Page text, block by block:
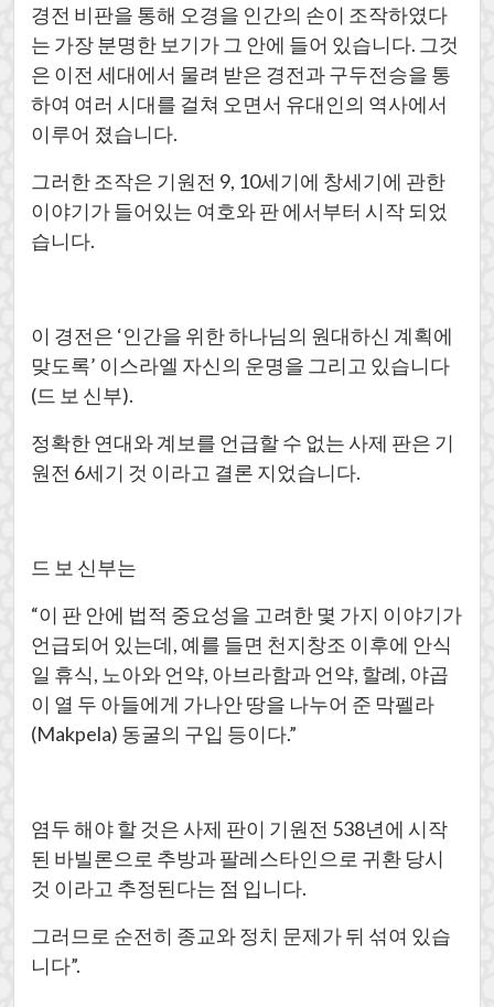
경전 비판을 통해 오경을 인간의 손이 조작하였다
는 가장 분명한 보기가 그 안에 들어 있습니다. 그것
은 이전 세대에서 물려 받은 경전과 구두전승을 통
하여 여러 시대를 걸쳐 오면서 유대인의 역사에서
이루어 졌습니다.
그러한 조작은 기원전 9, 10세기에 창세기에 관한
이야기가 들어있는 여호와 판 에서부터 시작 되었
습니다.
이 경전은 ‘인간을 위한 하나님의 원대하신 계획에
맞도록’ 이스라엘 자신의 운명을 그리고 있습니다
(드 보 신부).
정확한 연대와 계보를 언급할 수 없는 사제 판은 기
원전 6세기 것 이라고 결론 지었습니다.
드 보 신부는
“이 판 안에 법적 중요성을 고려한 몇 가지 이야기가
언급되어 있는데, 예를 들면 천지창조 이후에 안식
일 휴식, 노아와 언약, 아브라함과 언약, 할례, 야곱
이 열 두 아들에게 가나안 땅을 나누어 준 막펠라
(Makpela) 동굴의 구입 등이다.”
염두 해야 할 것은 사제 판이 기원전 538년에 시작
된 바빌론으로 추방과 팔레스타인으로 귀환 당시
것 이라고 추정된다는 점 입니다.
그러므로 순전히 종교와 정치 문제가 뒤 섞여 있습
니다”.